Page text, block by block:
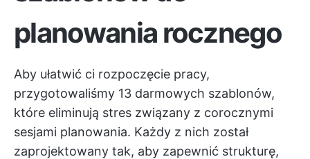
planowania rocznego
Aby ułatwić ci rozpoczęcie pracy,
przygotowaliśmy 13 darmowych szablonów,
które eliminują stres związany z corocznymi
sesjami planowania. Każdy z nich został
zaprojektowany tak, aby zapewnić strukturę,